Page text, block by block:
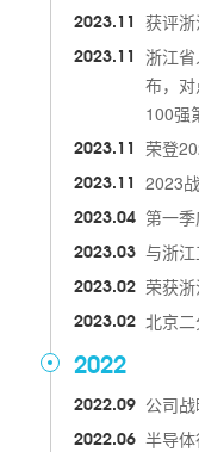
2023.11 获评
2023.11
浙江
布，
100强
2023.11 荣登
2023.11 2023
2023.04 第一
2023.03 与浙
2023.02 荣获
2023.02 北京
2022
2022.09 公司
2022.06 半导